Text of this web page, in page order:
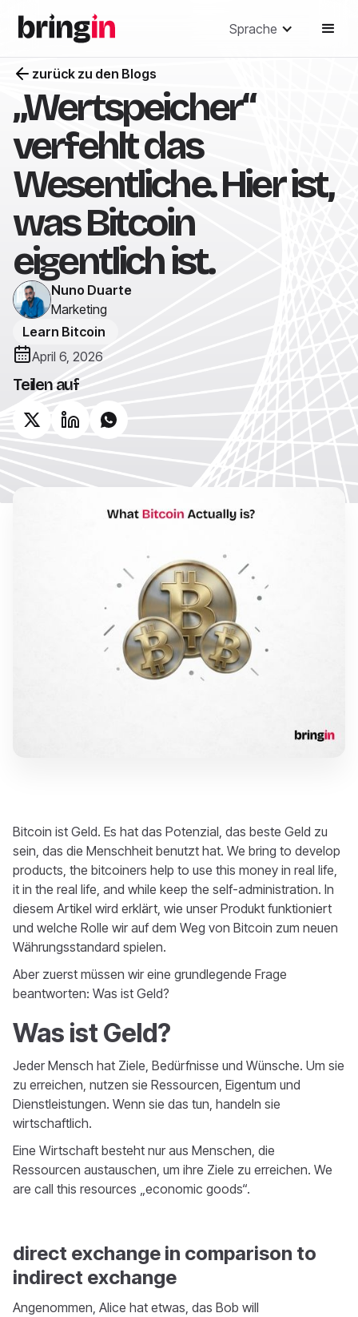
Sprache
zurück zu den Blogs
„Wertspeicher“
verfehlt das
Wesentliche. Hier ist,
was Bitcoin
eigentlich ist.
Nuno Duarte
Marketing
Learn Bitcoin
April 6, 2026
Teilen auf
Bitcoin ist Geld. Es hat das Potenzial, das beste Geld zu
sein, das die Menschheit benutzt hat. We bring to develop
products, the bitcoiners help to use this money in real life,
it in the real life, and while keep the self-administration. In
diesem Artikel wird erklärt, wie unser Produkt funktioniert
und welche Rolle wir auf dem Weg von Bitcoin zum neuen
Währungsstandard spielen.
Aber zuerst müssen wir eine grundlegende Frage
beantworten: Was ist Geld?
Was ist Geld?
Jeder Mensch hat Ziele, Bedürfnisse und Wünsche. Um sie
zu erreichen, nutzen sie Ressourcen, Eigentum und
Dienstleistungen. Wenn sie das tun, handeln sie
wirtschaftlich.
Eine Wirtschaft besteht nur aus Menschen, die
Ressourcen austauschen, um ihre Ziele zu erreichen. We
are call this resources „economic goods“.
direct exchange in comparison to
indirect exchange
Angenommen, Alice hat etwas, das Bob will